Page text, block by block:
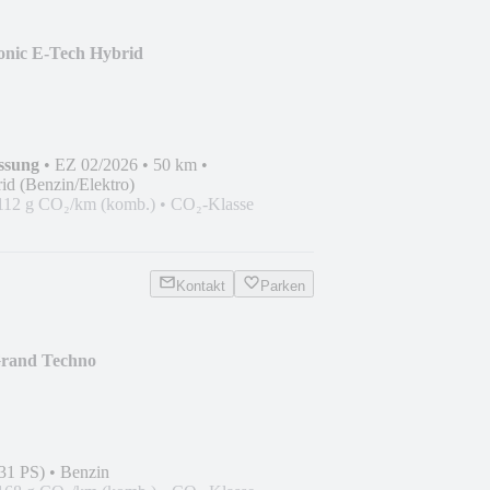
E-Tech Hybrid
• EZ 02/2026 • 50 km •
(Benzin/Elektro)
g CO₂/km (komb.) • CO₂-Klasse
Kontakt Parken
Techno
PS) • Benzin